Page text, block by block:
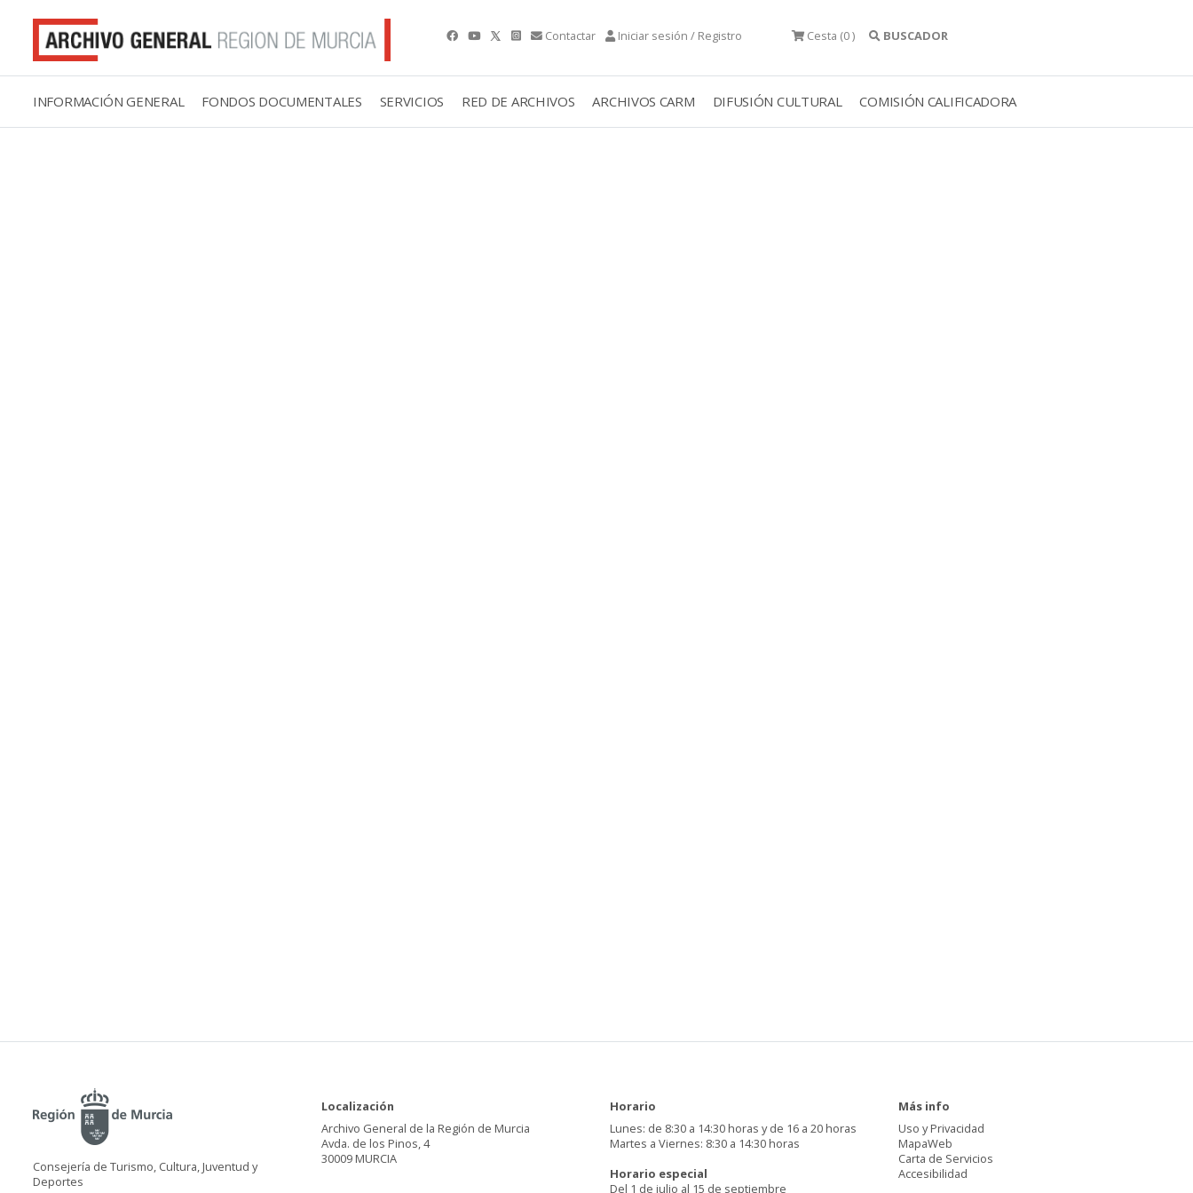
Contactar Iniciar sesión / Registro Cesta (0 ) BUSCADOR
INFORMACIÓN GENERAL FONDOS DOCUMENTALES SERVICIOS RED DE ARCHIVOS ARCHIVOS CARM DIFUSIÓN CULTURAL COMISIÓN CALIFICADORA
Consejería de Turismo, Cultura, Juventud y
Deportes
Localización
Archivo General de la Región de Murcia
Avda. de los Pinos, 4
30009 MURCIA
Horario
Lunes: de 8:30 a 14:30 horas y de 16 a 20 horas
Martes a Viernes: 8:30 a 14:30 horas
Horario especial
Del 1 de julio al 15 de septiembre
Más info
Uso y Privacidad
MapaWeb
Carta de Servicios
Accesibilidad